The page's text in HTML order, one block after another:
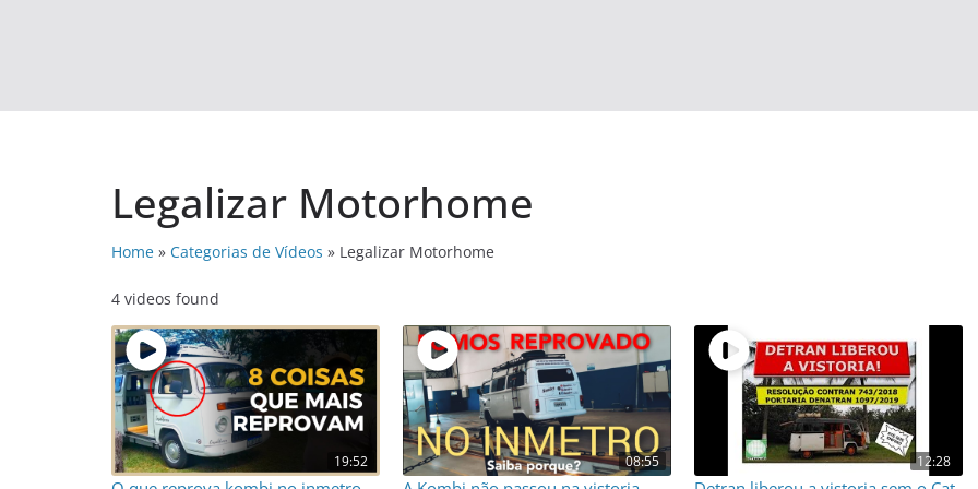
Legalizar Motorhome
Home » Categorias de Vídeos » Legalizar Motorhome
4 videos found
19:52 08:55 12:28